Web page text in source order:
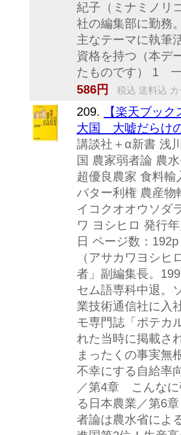
紀子（ミナミノリ
社の編集部に勤務
主なテーマに執筆
資格を持つ（本デ
たものです） 1
586円
税込 送料込
209.
【楽天ブッ
大国 大嘘だらけ
講談社＋α新書 浅
国 農家弱者論 農
超優良農家 食料
バター利権 農産物
イコクオオウソダ
ワ ヨシヒロ 発行
日 ページ数：
（アサカワヨシ
者」副編集長。
セム語専科中退。
業技術通信社に入
モ専門誌「ポテカ
れた当時に掲載さ
まったくの事実
不幸にする自給率
／第4章 こんな
る日本農業／第6
者論は農水省によ